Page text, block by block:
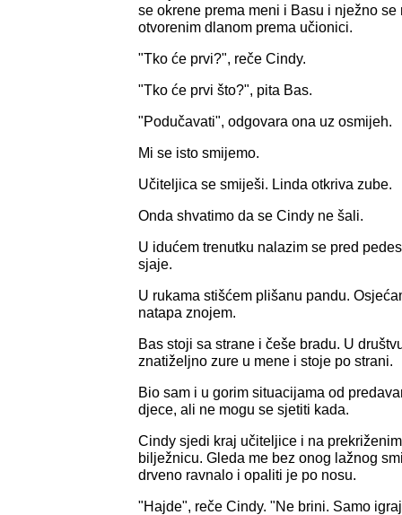
se okrene prema meni i Basu i nježno
otvorenim dlanom prema učionici.
"Tko će prvi?", reče Cindy.
"Tko će prvi što?", pita Bas.
"Podučavati", odgovara ona uz osmijeh.
Mi se isto smijemo.
Učiteljica se smiješi. Linda otkriva zube.
Onda shvatimo da se Cindy ne šali.
U idućem trenutku nalazim se pred
sjaje.
U rukama stišćem plišanu pandu.
natapa znojem.
Bas stoji sa strane i češe bradu. U
znatiželjno zure u mene i stoje po strani.
Bio sam i u gorim situacijama od
djece, ali ne mogu se sjetiti kada.
Cindy sjedi kraj učiteljice i na
bilježnicu. Gleda me bez onog lažnog
drveno ravnalo i opaliti je po nosu.
"Hajde", reče Cindy. "Ne brini. Samo